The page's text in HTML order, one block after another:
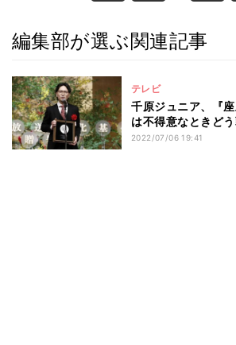
編集部が選ぶ関連記事
テレビ
千原ジュニア、『
は不得意なときどう
2022/07/06 19:41